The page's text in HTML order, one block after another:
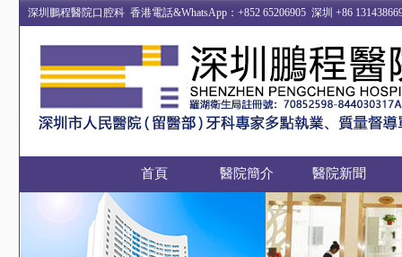
深圳鵬程醫院口腔科 香港電話&WhatsApp：+852 65206905 深圳 +86
首頁 醫院簡介 醫院新聞